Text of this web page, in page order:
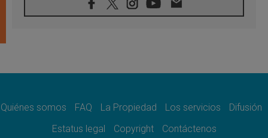
08.08.2026
En Colombia, «la paz no se compra con una
08.08.2026
08.08.2026
del Buen Consejo de Genazzano
Quiénes somos FAQ La Propiedad Los servicios
Difusión
Estatus legal
Copyright Contáctenos